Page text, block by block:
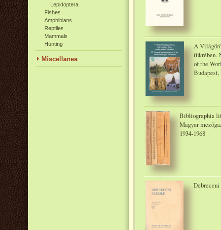
Lepidoptera
Fishes
Amphibians
Reptiles
Mammals
Hunting
Miscellanea
A
tükrében.
of the
Budapest,
Bibliographia
Magyar
1934-1968
Debreceni